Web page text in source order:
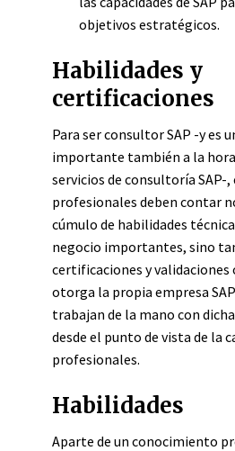
objetivos estratégicos.
Habilidades y
certificaciones
Para ser consultor SAP -y es
importante también a la
servicios de consultoría SAP-,
profesionales deben contar
cúmulo de habilidades
negocio importantes, sino
certificaciones y validaciones
otorga la propia empresa
trabajan de la mano con
desde el punto de vista de la
profesionales.
Habilidades
Aparte de un conocimiento